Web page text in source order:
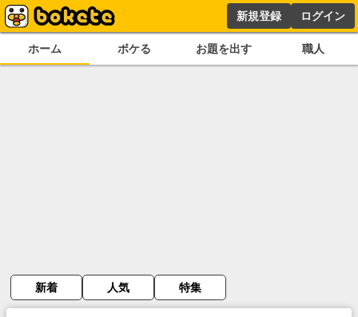
新規登録 ログイン
ホーム ボケる お題を出す 職人
新着 人気 特集